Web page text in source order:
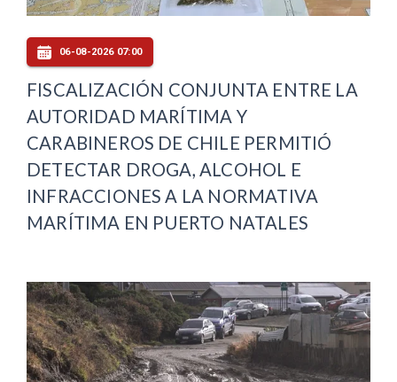
06-08-2026 07:00
FISCALIZACIÓN CONJUNTA ENTRE LA
AUTORIDAD MARÍTIMA Y
CARABINEROS DE CHILE PERMITIÓ
DETECTAR DROGA, ALCOHOL E
INFRACCIONES A LA NORMATIVA
MARÍTIMA EN PUERTO NATALES